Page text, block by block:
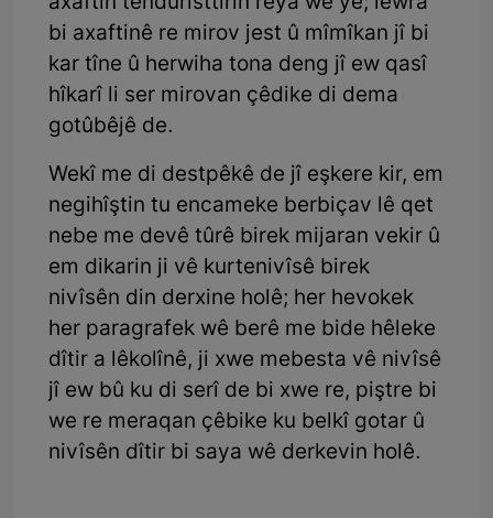
bi axaftinê re mirov jest û mîmîkan jî bi
kar tîne û herwiha tona deng jî ew qasî
hîkarî li ser mirovan çêdike di dema
gotûbêjê de.
Wekî me di destpêkê de jî eşkere kir, em
negihîştin tu encameke berbiçav lê qet
nebe me devê tûrê birek mijaran vekir û
em dikarin ji vê kurtenivîsê birek
nivîsên din derxine holê; her hevokek
her paragrafek wê berê me bide hêleke
dîtir a lêkolînê, ji xwe mebesta vê nivîsê
jî ew bû ku di serî de bi xwe re, piştre bi
we re meraqan çêbike ku belkî gotar û
nivîsên dîtir bi saya wê derkevin holê.